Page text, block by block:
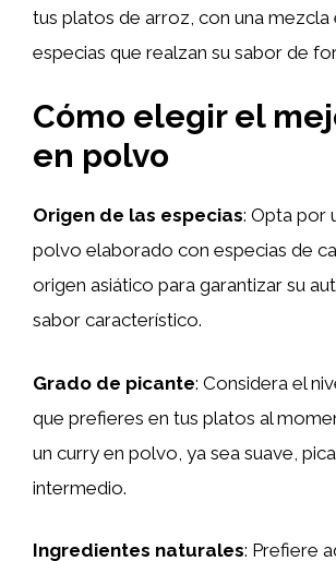
tus platos de arroz, con una mezcla
especias que realzan su sabor de
Cómo elegir el
en polvo
Origen de las especias: Opta por
polvo elaborado con especias de
origen asiático para garantizar su
sabor característico.
Grado de picante: Considera el
que prefieres en tus platos al
un curry en polvo, ya sea suave,
intermedio.
Ingredientes naturales: Prefiere